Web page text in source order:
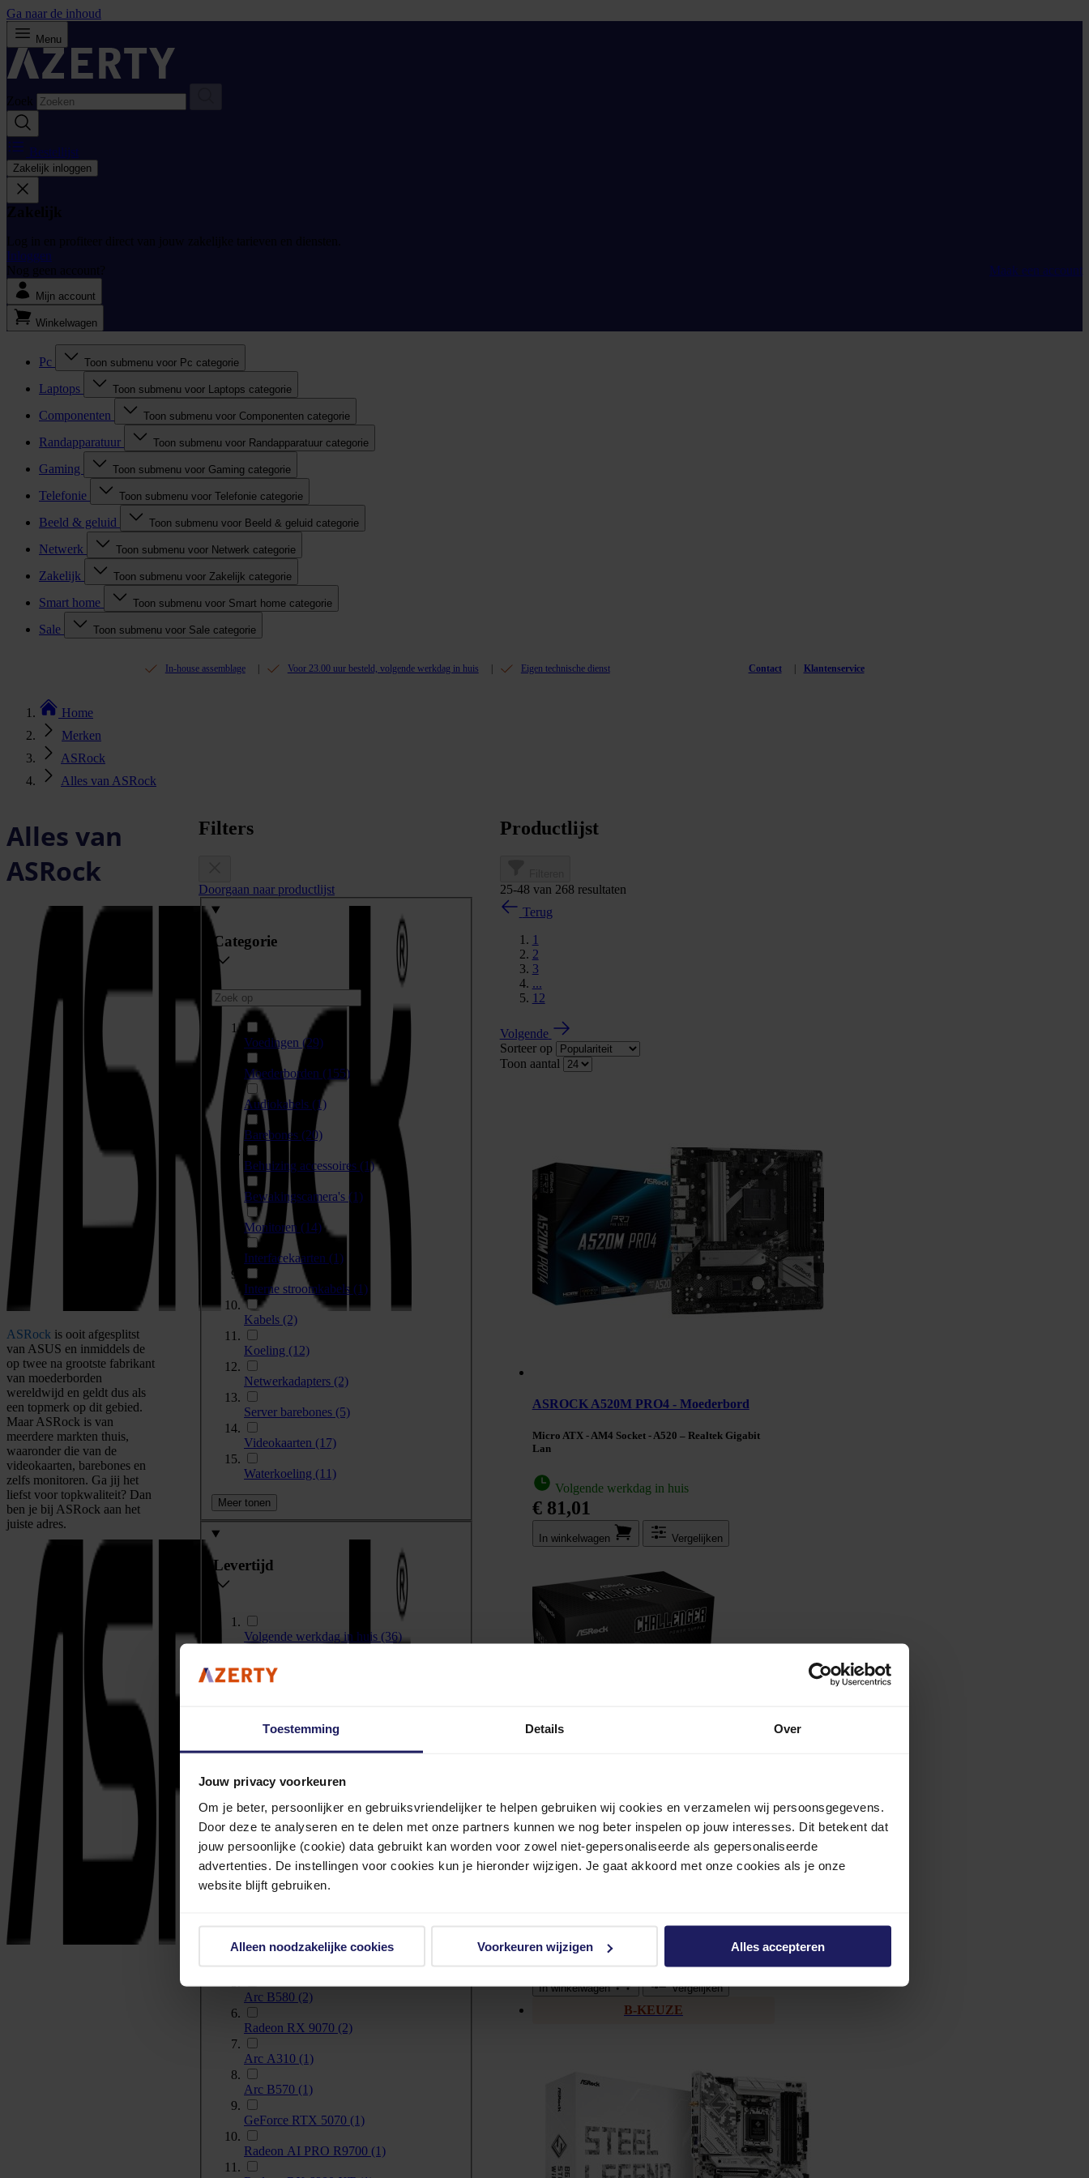
Toestemming Details Over
Jouw privacy voorkeuren
Om je beter, persoonlijker en gebruiksvriendelijker te helpen gebruiken wij cookies en verzamelen wij persoonsgegevens.
Door deze te analyseren en te delen met onze partners kunnen we nog beter inspelen op jouw interesses. Dit betekent dat
jouw persoonlijke (cookie) data gebruikt kan worden voor zowel niet-gepersonaliseerde als gepersonaliseerde
advertenties. De instellingen voor cookies kun je hieronder wijzigen. Je gaat akkoord met onze cookies als je onze
website blijft gebruiken.
Alleen noodzakelijke cookies Voorkeuren wijzigen Alles accepteren
Ga naar de inhoud
Menu
Zoek
Bestellijst
Zakelijk inloggen
Zakelijk
Log in en profiteer direct van jouw zakelijke tarieven en diensten.
Inloggen
Nog geen account?
Maak een account
Mijn account
Winkelwagen
Pc Toon submenu voor Pc categorie
Laptops Toon submenu voor Laptops categorie
Componenten Toon submenu voor Componenten categorie
Randapparatuur Toon submenu voor Randapparatuur categorie
Gaming Toon submenu voor Gaming categorie
Telefonie Toon submenu voor Telefonie categorie
Beeld & geluid Toon submenu voor Beeld & geluid categorie
Netwerk Toon submenu voor Netwerk categorie
Zakelijk Toon submenu voor Zakelijk categorie
Smart home Toon submenu voor Smart home categorie
Sale Toon submenu voor Sale categorie
In-house assemblage Voor 23.00 uur besteld, volgende werkdag in huis Eigen technische dienst Contact Klantenservice
Home
Merken
ASRock
Alles van ASRock
Alles van
ASRock
ASRock is ooit afgesplitst
van ASUS en inmiddels de
op twee na grootste fabrikant
van moederborden
wereldwijd en geldt dus als
een topmerk op dit gebied.
Maar ASRock is van
meerdere markten thuis,
waaronder die van de
videokaarten, barebones en
zelfs monitoren. Ga jij het
liefst voor topkwaliteit? Dan
ben je bij ASRock aan het
juiste adres.
Filters
Doorgaan naar productlijst
Categorie
Voedingen (29)
Moederborden (155)
Audiokabels (1)
Barebones (20)
Behuizing accessoires (1)
Bewakingscamera's (1)
Monitoren (14)
Interfacekaarten (1)
Interne stroomkabels (1)
Kabels (2)
Koeling (12)
Netwerkadapters (2)
Server barebones (5)
Videokaarten (17)
Waterkoeling (11)
Meer tonen
Levertijd
Volgende werkdag in huis (36)
2-3 werkdagen
Radeon RX 9070 XT (5)
Arc A380(2)
Arc B580 (2)
Radeon RX 9070 (2)
Arc A310 (1)
Arc B570 (1)
GeForce RTX 5070 (1)
Radeon AI PRO R9700 (1)
Productlijst
25-48 van 268 resultaten
Terug
1
2
3
...
12
Volgende
Sorteer op
Toon aantal
ASROCK A520M PRO4 - Moederbord
Micro ATX - AM4 Socket - A520 – Realtek Gigabit
Lan
Volgende werkdag in huis
€ 81,01
In winkel­wagen Vergelijken
Asrock Challenger CL-850G - Voeding
75,-
In winkel­wagen Vergelijken
B-KEUZE